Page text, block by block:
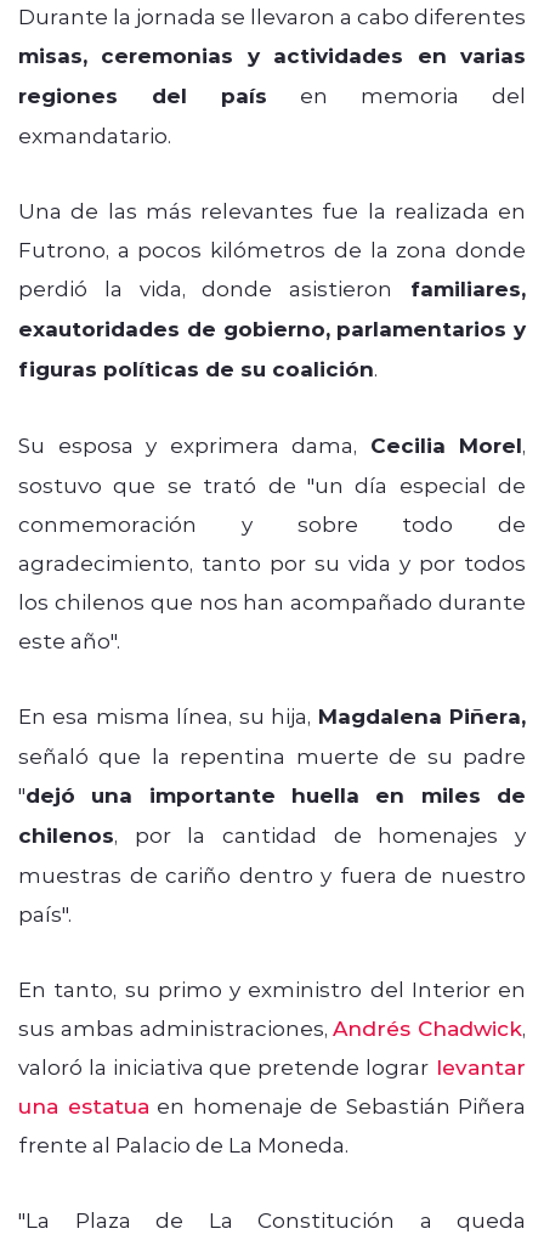
Durante la jornada se llevaron a cabo diferentes
misas, ceremonias y actividades en varias
regiones del país en memoria del
exmandatario.
Una de las más relevantes fue la realizada en
Futrono, a pocos kilómetros de la zona donde
perdió la vida, donde asistieron
familiares,
exautoridades de gobierno, parlamentarios y
figuras políticas de su coalición.
Su esposa y exprimera dama, Cecilia Morel,
sostuvo que se trató de "un día especial de
conmemoración y sobre todo de
agradecimiento, tanto por su vida y por todos
los chilenos que nos han acompañado durante
este año".
En esa misma línea, su hija, Magdalena Piñera,
señaló que la repentina muerte de su padre
"dejó una importante huella en miles de
chilenos, por la cantidad de homenajes y
muestras de cariño dentro y fuera de nuestro
país".
En tanto, su primo y exministro del Interior en
sus ambas administraciones,Andrés Chadwick,
valoró la iniciativa que pretende lograr levantar
una estatua en homenaje de Sebastián Piñera
frente al Palacio de La Moneda.
"La Plaza de La Constitución a queda